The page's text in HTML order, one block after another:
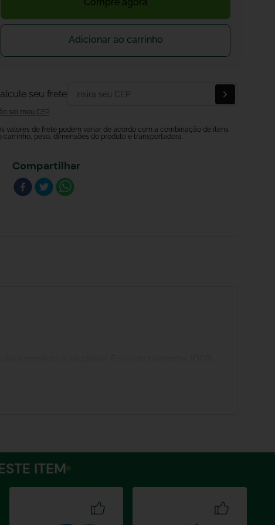
Adicionar ao carrinho
seu frete
sei meu CEP
valores de frete podem variar de acordo com a combinação de itens
carrinho, peso, dimensões do produto e transportadora.
Compartilhar
ITEM